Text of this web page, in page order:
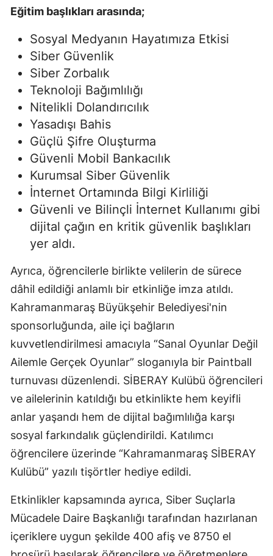
Eğitim başlıkları arasında;
Sosyal Medyanın Hayatımıza Etkisi
Siber Güvenlik
Siber Zorbalık
Teknoloji Bağımlılığı
Nitelikli Dolandırıcılık
Yasadışı Bahis
Güçlü Şifre Oluşturma
Güvenli Mobil Bankacılık
Kurumsal Siber Güvenlik
İnternet Ortamında Bilgi Kirliliği
Güvenli ve Bilinçli İnternet Kullanımı gibi
dijital çağın en kritik güvenlik başlıkları
yer aldı.
Ayrıca, öğrencilerle birlikte velilerin de sürece
dâhil edildiği anlamlı bir etkinliğe imza atıldı.
Kahramanmaraş Büyükşehir Belediyesi'nin
sponsorluğunda, aile içi bağların
kuvvetlendirilmesi amacıyla “Sanal Oyunlar Değil
Ailemle Gerçek Oyunlar” sloganıyla bir Paintball
turnuvası düzenlendi. SİBERAY Kulübü öğrencileri
ve ailelerinin katıldığı bu etkinlikte hem keyifli
anlar yaşandı hem de dijital bağımlılığa karşı
sosyal farkındalık güçlendirildi. Katılımcı
öğrencilere üzerinde “Kahramanmaraş SİBERAY
Kulübü” yazılı tişörtler hediye edildi.
Etkinlikler kapsamında ayrıca, Siber Suçlarla
Mücadele Daire Başkanlığı tarafından hazırlanan
içeriklere uygun şekilde 400 afiş ve 8750 el